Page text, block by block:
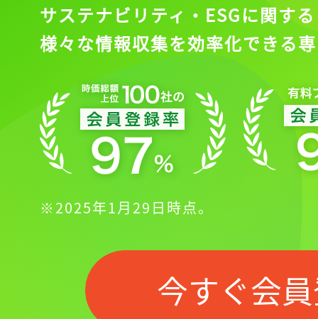
サステナビリティ・ESGに関する
様々な情報収集を効率化できる
※2025年1月29日時点。
今すぐ会